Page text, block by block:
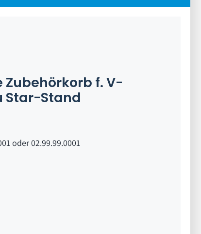
f. V-
Star-Stand
oder 02.99.99.0001